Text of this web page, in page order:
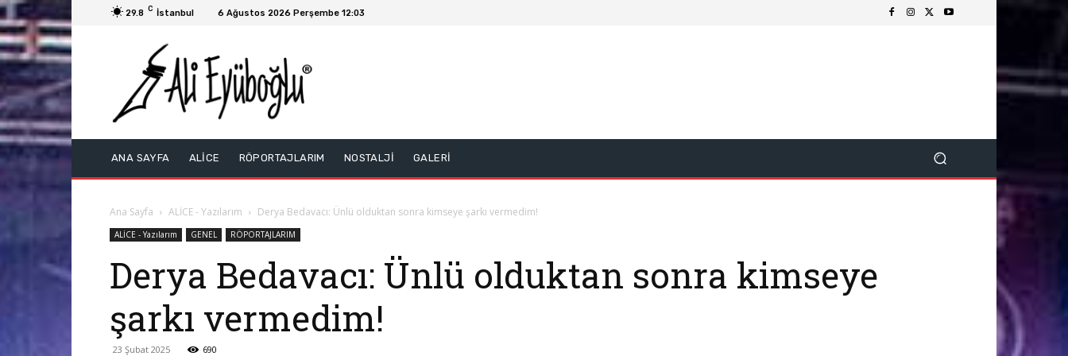
29.8 C İstanbul 6 Ağustos 2026 Perşembe 12:03
ANA SAYFA ALİCE RÖPORTAJLARIM NOSTALJİ GALERİ
Ana Sayfa ALİCE - Yazılarım Derya Bedavacı: Ünlü olduktan sonra kimseye şarkı vermedim!
ALİCE - Yazılarım GENEL RÖPORTAJLARIM
Derya Bedavacı: Ünlü olduktan sonra kimseye
şarkı vermedim!
23 Şubat 2025 690